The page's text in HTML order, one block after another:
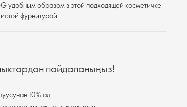
удобным образом в этой подходящей косметичке
фурнитурой.
пайдаланыңыз!
10% ал.